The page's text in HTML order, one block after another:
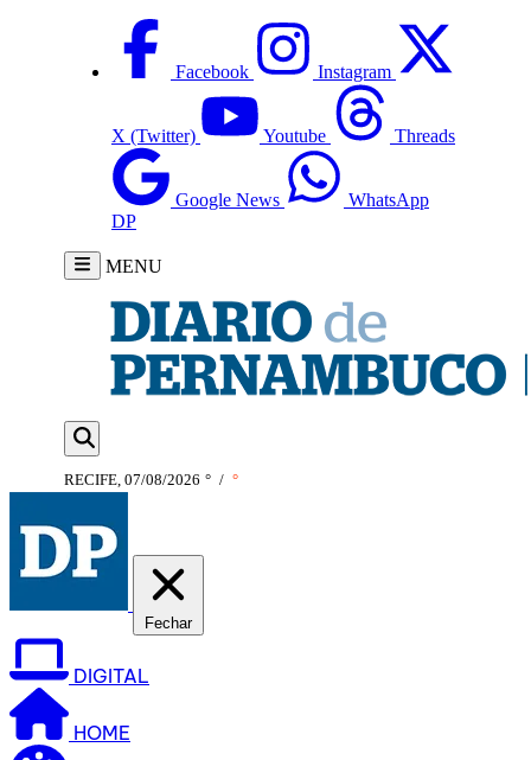
Facebook Instagram
X (Twitter) Youtube Threads
Google News
WhatsApp
DP
MENU
RECIFE, 07/08/2026 ° / °
Fechar
DIGITAL
HOME